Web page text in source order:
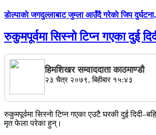
डाेल्पाकाे जगदुल्लाबाट जुम्ला आउँदै गरेकाे जिप
रुकुमपूर्वमा सिस्नो टिप्न गएका दुई
हिमशिखर सम्वाददाता काठमाण्डौ
२३ चैत्र २०७९, बिहीबार १५:४३
रुकुमपूर्वमा सिस्नाे टिप्न गएका एउटै घरकी दुई
मृत फेला परेका हुन्।